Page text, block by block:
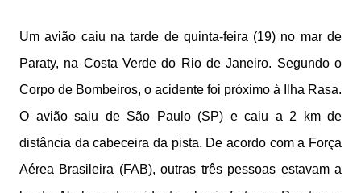
Um avião caiu na tarde de quinta-feira (19) no mar de
Paraty, na Costa Verde do Rio de Janeiro. Segundo o
Corpo de Bombeiros, o acidente foi próximo à Ilha Rasa.
O avião saiu de São Paulo (SP) e caiu a 2 km de
distância da cabeceira da pista. De acordo com a Força
Aérea Brasileira (FAB), outras três pessoas estavam a